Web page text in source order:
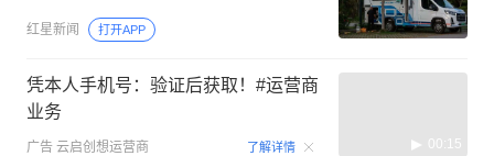
红星新闻 打开APP
凭本人手机号：验证后获取！#运营商
业务
广告 云启创想运营商 了解详情 00:15